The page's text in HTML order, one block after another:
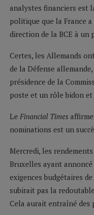
analystes financiers est
politique que la France
direction de la BCE à un
Certes, les Allemands
de la Défense
présidence de la
poste et un rôle bidon
Le Financial Times
nominations est un
Mercredi, les
Bruxelles ayant
exigences budgétaires
subirait pas la
Cela aurait entraîné des